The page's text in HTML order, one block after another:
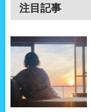
注目記事